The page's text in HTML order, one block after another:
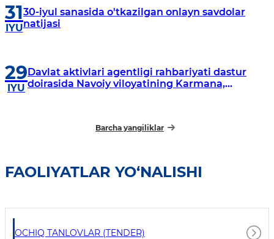
31
IYU
30-iyul sanasida o'tkazilgan onlayn savdolar
natijasi
29
IYU
Davlat aktivlari agentligi rahbariyati dastur
doirasida Navoiy viloyatining Karmana,
Barcha yangiliklar
FAOLIYATLAR YO‘NALISHI
OCHIQ TANLOVLAR (TENDER)